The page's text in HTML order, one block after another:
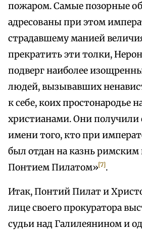
пожаром. Самые позорные
адресованы при этом
страдавшему манией
прекратить эти толки,
подверг наиболее
людей, вызывавших
к себе, коих простонародье
христианами. Они получили
имени того, кто при
был отдан на казнь
Понтием Пилатом»[7].
Итак, Понтий Пилат и
лице своего прокуратора
судьи над Галилеянином и